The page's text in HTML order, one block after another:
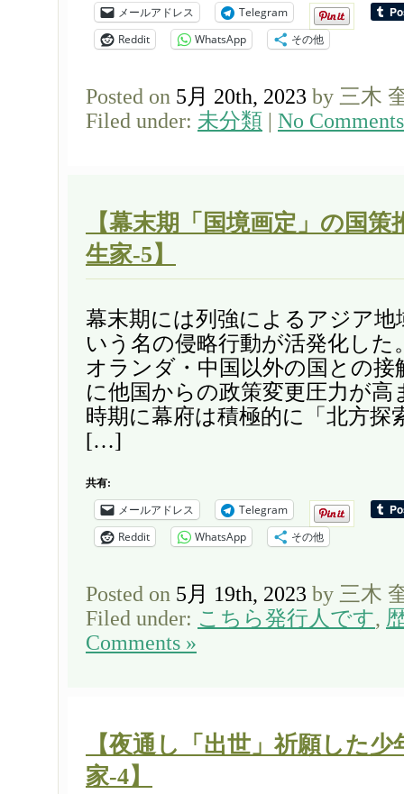
メールアドレス
Telegram
Reddit
WhatsApp その他
Posted on 5月 20th, 2023 by 三木
Filed under: 未分類 | No
【幕末期「国境画定」の国策
生家-5】
幕末期には列強によるアジア地
いう名の侵略行動が活発化した
オランダ・中国以外の国との接
に他国からの政策変更圧力が
時期に幕府は積極的に「北方探
[…]
共有:
メールアドレス
Telegram
Reddit
WhatsApp その他
Posted on 5月 19th, 2023 by 三木
Filed under: こちら発行人です,
Comments »
【夜通し「出世」祈願した
家-4】